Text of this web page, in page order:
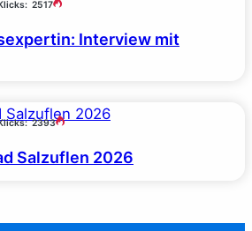
2517
Interview mit
2393
Salzuflen 2026